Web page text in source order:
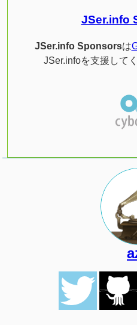
JSer.info
JSer.info Sponsorsは
JSer.infoを支援して